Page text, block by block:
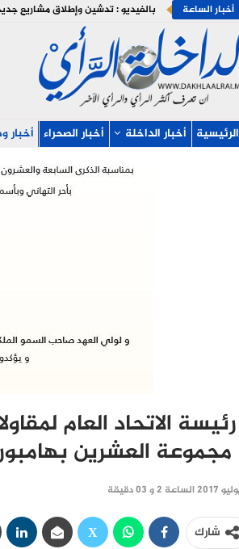
أخبار الساعة
الرئيسية أخبار الداخلة أخبار الصحراء أخبار
رئيسة الاتحاد العام
مجموعة العشرين
شارك